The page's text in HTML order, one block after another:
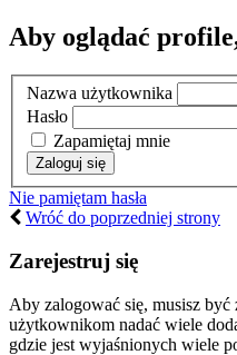
Aby oglądać
Nazwa użytkownika
Hasło
Zapamiętaj mnie
Nie pamiętam hasła
Wróć do poprzedniej strony
Zarejestruj się
Aby zalogować się, musisz
użytkownikom nadać wiele
gdzie jest wyjaśnionych wiele